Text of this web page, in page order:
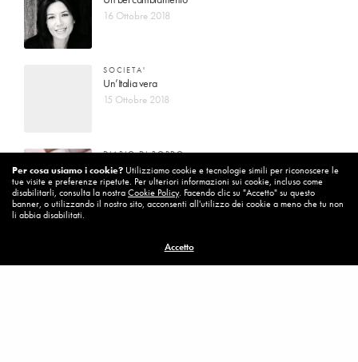
16 Ottobre 2018
SOCIETA'
Un’Italia vera
15 Ottobre 2018
DIARIO DI BORDO
La vita vince sempre
8 Ottobre 2018
Per cambiare ci vuole coraggio
8 Ottobre 2018
Per cosa usiamo i cookie? Utilizziamo cookie e tecnologie simili per riconoscere le
tue visite e preferenze ripetute. Per ulteriori informazioni sui cookie, incluso come
disabilitarli, consulta la nostraCookie Policy. Facendo clic su "Accetto" su questo
banner, o utilizzando il nostro sito, acconsenti all'utilizzo dei cookie a meno che tu non
li abbia disabilitati.
Accetto